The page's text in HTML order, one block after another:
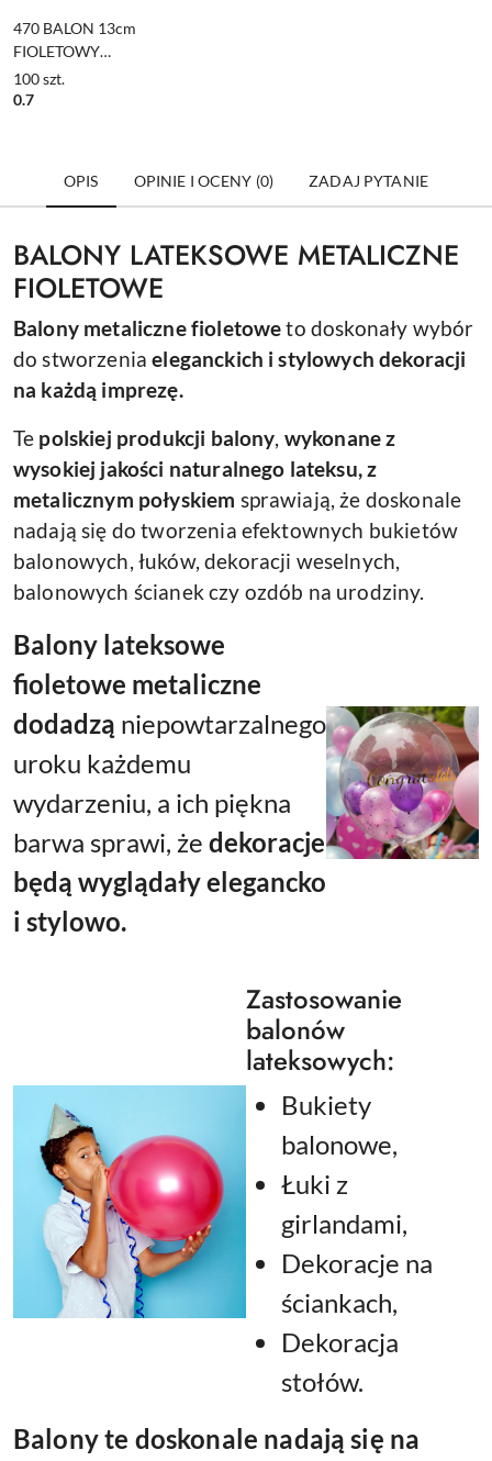
470 BALON 13cm
FIOLETOWY
METALIZOWANY
1szt.
100szt.
0.7
OPIS OPINIE I OCENY (0) ZADAJ PYTANIE
BALONY LATEKSOWE METALICZNE
FIOLETOWE
Balony metaliczne fioletoweto doskonały wybór
do stworzeniaeleganckich i stylowych dekoracji
na każdą imprezę.
Te polskiej produkcji balony, wykonane z
wysokiej jakości naturalnego lateksu, z
metalicznym połyskiem sprawiają, że doskonale
nadają się do tworzenia efektownych bukietów
balonowych, łuków, dekoracji weselnych,
balonowych ścianek czy ozdób na urodziny.
Balony lateksowe
fioletowe metaliczne
dodadzą niepowtarzalnego
uroku każdemu
wydarzeniu, a ich piękna
barwa sprawi, że dekoracje
będą wyglądały elegancko
i stylowo.
Zastosowanie
balonów
lateksowych:
Bukiety
balonowe,
Łuki z
girlandami,
Dekoracje na
ściankach,
Dekoracja
stołów.
Balony te doskonale nadają się na